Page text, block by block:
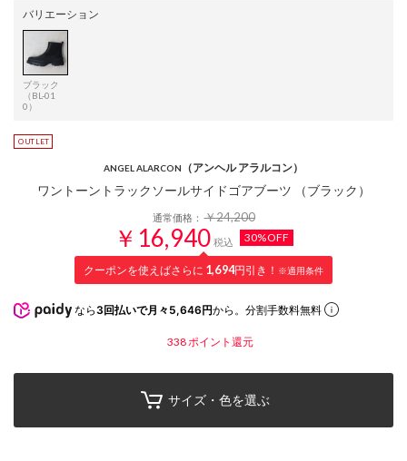
バリエーション
ブラック
（BL-01
0）
ANGEL ALARCON （アンヘル アラルコン）
ワントーントラックソールサイドゴアブーツ （ブラック）
通常価格：￥24,200
￥16,940 税込 30%OFF
クーポンを使えばさらに 1,694円引き！ ※適用条件
なら 3回払いで月々5,646円から。分割手数料無料
338 ポイント還元
サイズ・色を選ぶ